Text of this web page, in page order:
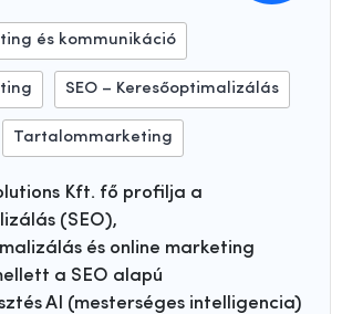
és kommunikáció
SEO – Keresőoptimalizálás
Tartalommarketing
Kft. fő profilja a
(SEO),
és online marketing
a SEO alapú
AI (mesterséges intelligencia)